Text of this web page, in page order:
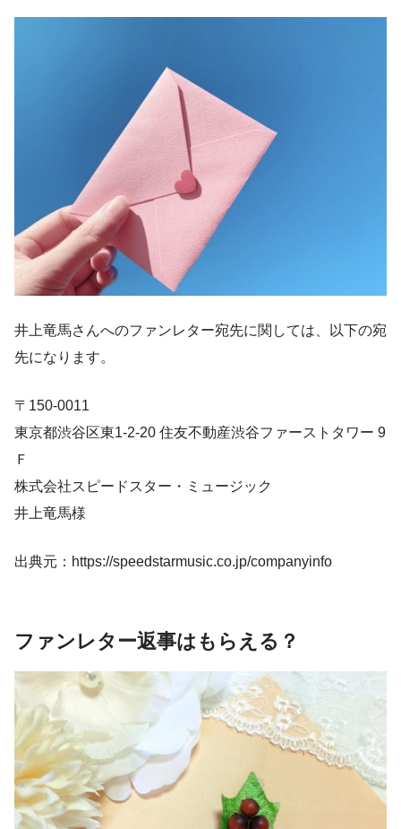
井上竜馬さんへのファンレター宛先に関しては、以下の宛
先になります。
〒150-0011
東京都渋谷区東1-2-20 住友不動産渋谷ファーストタワー 9
Ｆ
株式会社スピードスター・ミュージック
井上竜馬様
出典元：https://speedstarmusic.co.jp/companyinfo
ファンレター返事はもらえる？